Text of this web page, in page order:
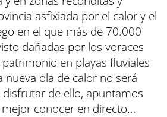
asfixiada por el calor y el
en el que más de 70.000
dañadas por los voraces
en playas fluviales
nueva ola de calor no será
de ello, apuntamos
conocer en directo...